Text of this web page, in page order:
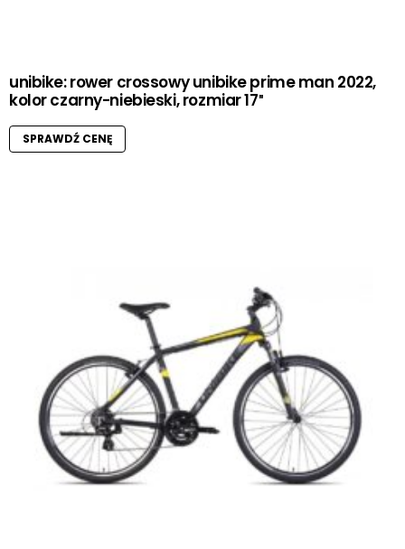
unibike: rower crossowy unibike prime man 2022,
kolor czarny-niebieski, rozmiar 17″
SPRAWDŹ CENĘ